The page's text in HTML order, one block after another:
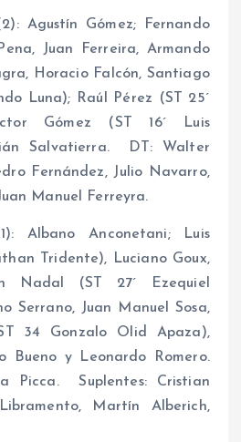
Agustín Gómez; Fernando
Juan Ferreira, Armando
Horacio Falcón, Santiago
Luna); Raúl Pérez (ST 25´
Gómez (ST 16´ Luis
Salvatierra. DT: Walter
Fernández, Julio Navarro,
Manuel Ferreyra.
Albano Anconetani; Luis
Tridente), Luciano Goux,
Nadal (ST 27´ Ezequiel
Serrano, Juan Manuel Sosa,
34 Gonzalo Olid Apaza),
Bueno y Leonardo Romero.
Picca. Suplentes: Cristian
Martín Alberich,